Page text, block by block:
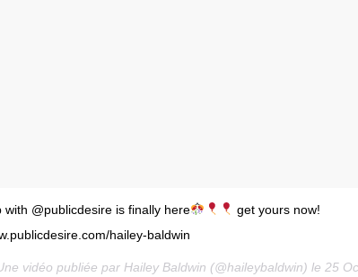
with @publicdesire is finally here
get yours now!
hailey-baldwin
vidéo publiée par Hailey Baldwin (@haileybaldwin) le 25